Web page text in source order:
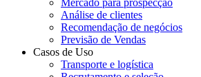
Mercado para prospecção
Análise de clientes
Recomendação de negócios
Previsão de Vendas
Casos de Uso
Transporte e logística